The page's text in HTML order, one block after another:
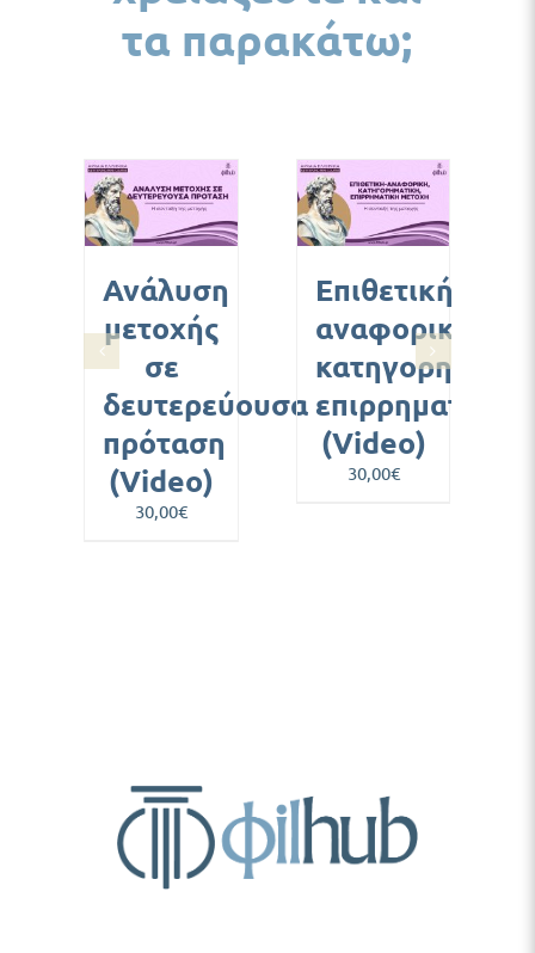
τα παρακάτω;
Ανάλυση
μετοχής
σε
δευτερεύουσα
πρόταση
(Video)
30,00€
ΠΡΟΣΘΉΚΗ
ΣΤΟ ΚΑΛΆΘΙ
/
ΛΕΠΤΟΜΈΡΕΙΕΣ
Επιθετική-
αναφορική,
επιρρηματική
(Video)
30,00€
ΠΡΟΣΘΉΚΗ
ΣΤΟ ΚΑΛΆΘΙ
/
ΛΕΠΤΟΜΈΡΕΙΕΣ